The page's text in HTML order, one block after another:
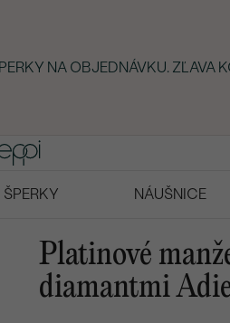
NA OBJEDNÁVKU. ZĽAVA
ŠPERKY NÁUŠNICE
Platinové
diamantmi